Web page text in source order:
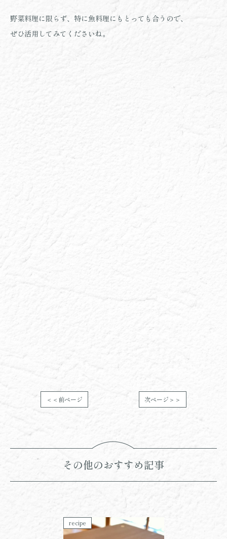
野菜料理に限らず、特に魚料理にもとっても合うので、
ぜひ活用してみてくださいね。
＜＜前ページ 次ページ＞＞
その他のおすすめ記事
recipe